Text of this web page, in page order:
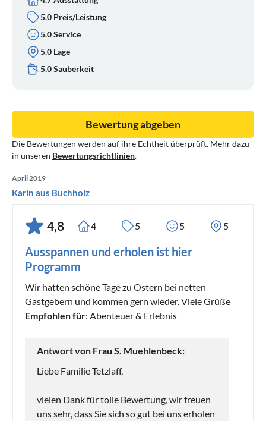
5.0 Preis/Leistung
5.0 Service
5.0 Lage
5.0 Sauberkeit
Die Bewertungen werden auf ihre Echtheit überprüft. Mehr dazu
in unseren Bewertungsrichtlinien.
Bewertung abgeben
April 2019
Karin aus Buchholz
4,8 4 5 5 5
Ausspannen und erholen ist hier
Programm
Wir hatten schöne Tage zu Ostern bei netten
Gastgebern und kommen gern wieder. Viele Grüße
Empfohlen für: Abenteuer & Erlebnis
Antwort von Frau S. Muehlenbeck:
Liebe Familie Tetzlaff,
vielen Dank für tolle Bewertung, wir freuen
uns sehr, dass Sie sich so gut bei uns erholen